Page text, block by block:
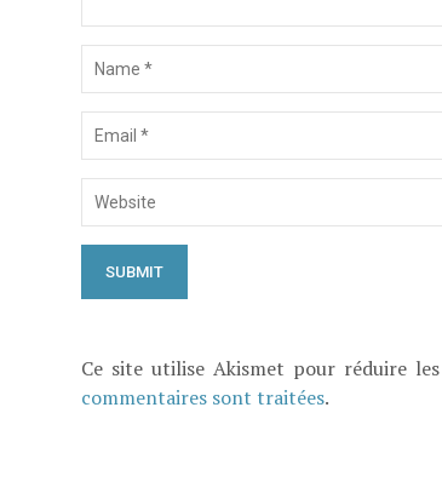
Ce site utilise Akismet pour réduire
commentaires sont traitées.